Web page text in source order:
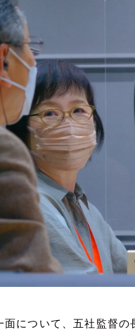
について、五社監督